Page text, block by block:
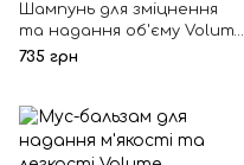
Шампунь для зміцнення
та надання об'єму Volume
Shampoo 2/S Seward
735 грн